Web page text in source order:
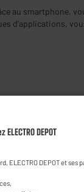
au smartphone,
d'applications,
SAMSUNG A16
ELECTRO DEPOT
ELECTRO DEPOT et